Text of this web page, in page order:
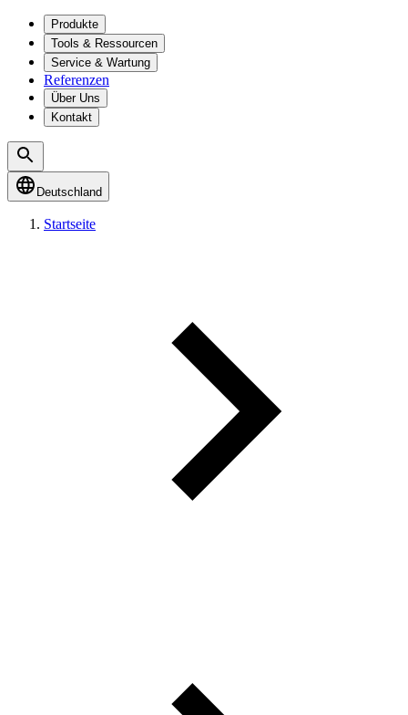
Produkte
Tools & Ressourcen
Service & Wartung
Referenzen
Über Uns
Kontakt
Deutschland
Startseite